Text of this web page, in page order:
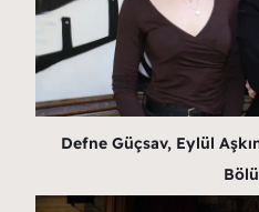
Defne Güçsav, Eylül